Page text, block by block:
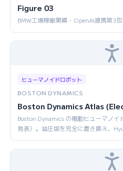
Figure 03
BMW工場稼働実績・OpenAI連携第3
ヒューマノイドロボット
BOSTON DYNAMICS
Boston Dynamics Atlas
Boston Dynamics の電動ヒューマノ
発表）。油圧版を完全に置き換え、